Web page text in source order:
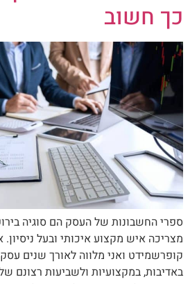
כך חשוב
ספרי החשבונות של העסק הם סוגיה
מצריכה איש מקצוע איכותי ובעל
קופרשמידט ואני מלווה לאורך שנים
באדיבות, במקצועיות ולשביעות רצונם